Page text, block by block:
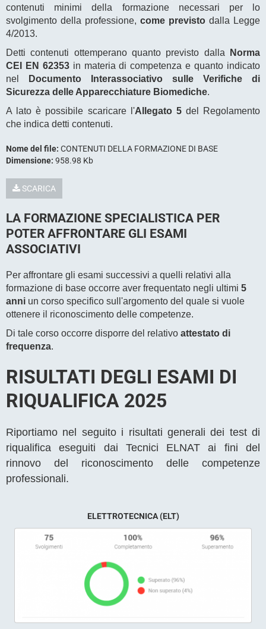
contenuti minimi della formazione necessari per lo
svolgimento della professione, come previsto dalla Legge
4/2013.
Detti contenuti ottemperano quanto previsto dalla
Norma
CEI EN 62353in materia di competenza e quanto indicato
nel
Documento Interassociativo sulle Verifiche di
Sicurezza delle Apparecchiature Biomediche.
A lato è possibile scaricare l'Allegato 5del Regolamento
che indica detti contenuti.
Nome del file: CONTENUTI DELLA FORMAZIONE DI BASE
Dimensione: 958.98 Kb
SCARICA
LA FORMAZIONE SPECIALISTICA PER
POTER AFFRONTARE GLI ESAMI
ASSOCIATIVI
Per affrontare gli esami successivi a quelli relativi alla
formazione di base occorre aver frequentato negli ultimi 5
anni un corso specifico sull'argomento del quale si vuole
ottenere il riconoscimento delle competenze.
Di tale corso occorre disporre del relativo attestato di
frequenza.
RISULTATI DEGLI ESAMI DI
RIQUALIFICA 2025
Riportiamo nel seguito i risultati generali dei test di
riqualifica eseguiti dai Tecnici ELNAT ai fini del
rinnovo del riconoscimento delle competenze
professionali.
ELETTROTECNICA (ELT)